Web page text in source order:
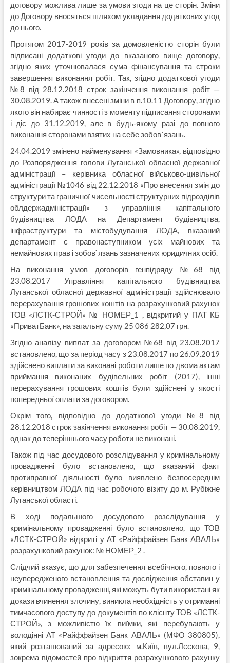
договору можлива лише за умови згоди на це сторін. Зміни
до Договору вносяться шляхом укладання додаткових угод
до нього.
Протягом 2017-2019 років за домовленістю сторін були
підписані додаткові угоди до вказаного вище договору,
згідно яких уточнювалася сума фінансування та строки
завершення виконання робіт. Так, згідно додаткової угоди
№8 від 28.12.2018 строк закінчення виконання робіт —
30.08.2019. А також внесені зміни в п.10.11 Договору, згідно
якого він набирає чинності з моменту підписання сторонами
і діє до 31.12.2019, але в будь-якому разі до повного
виконання сторонами взятих на себе зобов`язань.
24.04.2019 змінено найменування «Замовника», відповідно
до Розпорядження голови Луганської обласної державної
адміністрації – керівника обласної військово-цивільної
адміністрації №1046 від 22.12.2018 «Про внесення змін до
структури та граничної чисельності структурних підрозділів
облдержадміністрації» з управління капітального
будівництва ЛОДА на Департамент будівництва,
інфраструктури та містобудування ЛОДА, вказаний
департамент є правонаступником усіх майнових та
немайнових прав і зобов`язань зазначених юридичних осіб.
На виконання умов договорів генпідряду №68 від
23.08.2017 Управління капітального будівництва
Луганської обласної державної адміністрації здійснювало
перерахування грошових коштів на розрахунковий рахунок
ТОВ «ЛСТК-СТРОЙ» № НОМЕР_1 , відкритий у ПАТ КБ
«ПриватБанк», на загальну суму 25 086 282,07 грн.
Згідно аналізу виплат за договором №68 від 23.08.2017
встановлено, що за період часу з 23.08.2017 по 26.09.2019
здійснено виплати за виконані роботи лише по двома актам
приймання виконаних будівельних робіт (2017), інші
перерахування грошових коштів були здійснені у якості
попередньої оплати за договором.
Окрім того, відповідно до додаткової угоди №8 від
28.12.2018 строк закінчення виконання робіт — 30.08.2019,
однак до теперішнього часу роботи не виконані.
Також під час досудового розслідування у кримінальному
провадженні було встановлено, що вказаний факт
протиправної діяльності було виявлено безпосереднім
керівництвом ЛОДА під час робочого візиту до м. Рубіжне
Луганської області.
В ході подальшого досудового розслідування у
кримінальному провадженні було встановлено, що ТОВ
«ЛСТК-СТРОЙ» відкриті у АТ «Райффайзен Банк АВАЛЬ»
розрахунковий рахунок: № НОМЕР_2 .
Слідчий вказує, що для забезпечення всебічного, повного і
неупередженого встановлення та дослідження обставин у
кримінальному провадженні, які можуть бути використані як
докази вчинення злочину, виникла необхідність у отриманні
тимчасового доступу до документів по клієнту ТОВ «ЛСТК-
СТРОЙ», з можливістю їх виїмки, які перебувають у
володінні АТ «Райффайзен Банк АВАЛЬ» (МФО 380805),
який розташований за адресою: м.Київ, вул.Лєскова, 9,
зокрема відомостей про відкриття розрахункового рахунку